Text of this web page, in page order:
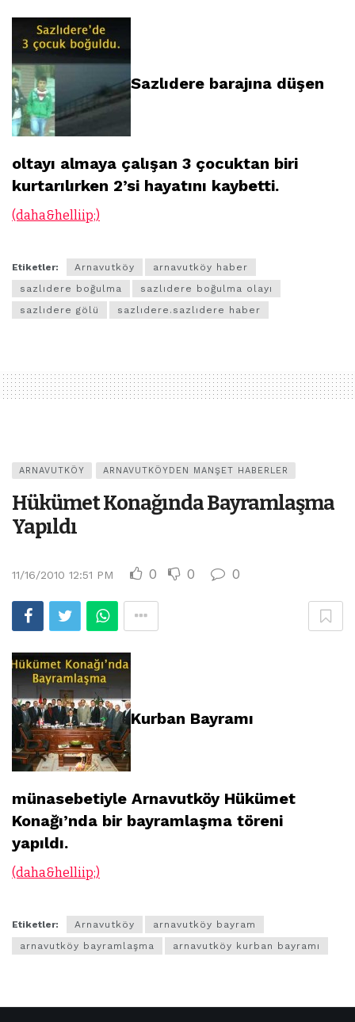
Sazlıdere barajına düşen
oltayı almaya çalışan 3 çocuktan biri
kurtarılırken 2’si hayatını kaybetti.
(daha&helliip;)
Etiketler: Arnavutköy
arnavutköy haber
sazlıdere boğulma
sazlıdere boğulma olayı
sazlıdere gölü
sazlıdere.sazlıdere haber
ARNAVUTKÖY ARNAVUTKÖYDEN MANŞET HABERLER
Hükümet Konağında Bayramlaşma
Yapıldı
11/16/2010 12:51 PM 0 0 0
Kurban Bayramı
münasebetiyle Arnavutköy Hükümet
Konağı’nda bir bayramlaşma töreni
yapıldı.
(daha&helliip;)
Etiketler: Arnavutköy
arnavutköy bayram
arnavutköy bayramlaşma
arnavutköy kurban bayramı